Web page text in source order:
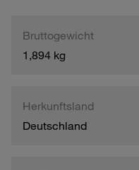
Bruttogewicht
1,894 kg
Herkunftsland
Deutschland